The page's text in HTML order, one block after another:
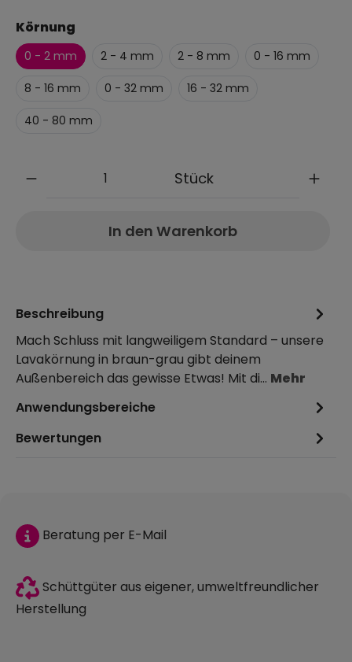
Körnung
0 - 2 mm 2 - 4 mm 2 - 8 mm 0 - 16 mm
8 - 16 mm 0 - 32 mm 16 - 32 mm
40 - 80 mm
Stück
In den Warenkorb
Beschreibung
Mach Schluss mit langweiligem Standard – unsere
Lavakörnung in braun-grau gibt deinem
Außenbereich das gewisse Etwas! Mit di… Mehr
Anwendungsbereiche
Bewertungen
Beratung per E-Mail
Schüttgüter aus eigener, umweltfreundlicher
Herstellung